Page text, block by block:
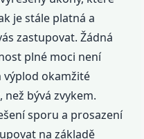
je stále platná a
zastupovat. Žádná
plné moci není
výplod okamžité
bývá zvykem.
sporu a prosazení
na základě